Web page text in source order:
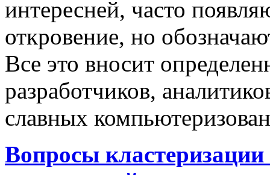
интересней, часто
откровение, но
Все это вносит
разработчиков,
славных
Вопросы кластеризации